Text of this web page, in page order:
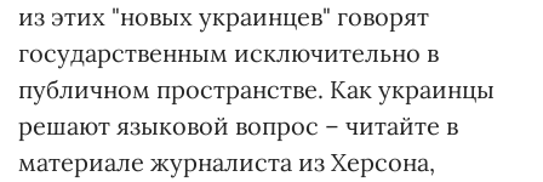
из этих "новых украинцев" говорят
государственным исключительно в
публичном пространстве. Как украинцы
решают языковой вопрос – читайте в
материале журналиста из Херсона,